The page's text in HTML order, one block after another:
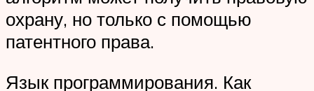
охрану, но только с помощью
патентного права.
Язык программирования. Как